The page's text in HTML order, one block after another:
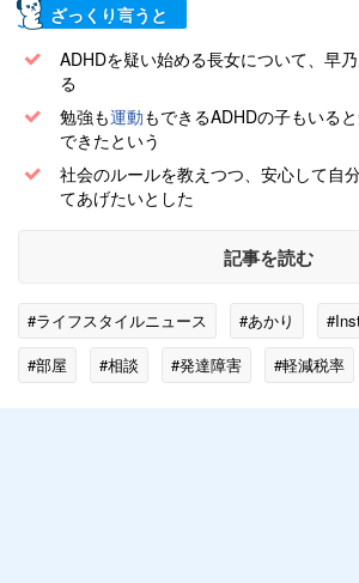
ざっくり言うと
ADHDを疑い始める長女について、早乃
る
勉強も運動もできるADHDの子もいる
できたという
社会のルールを教えつつ、安心して自
てあげたいとした
記事を読む
#ライフスタイルニュース #あかり
#部屋
#相談 #発達障害 #軽減税率